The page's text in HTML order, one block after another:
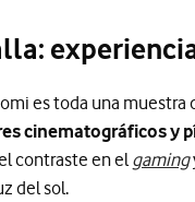
es toda una
cinematográficos y
contraste en el gaming
del sol.